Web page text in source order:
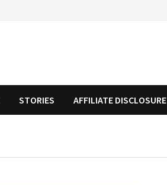
STORIES AFFILIATE DISCLOSURE